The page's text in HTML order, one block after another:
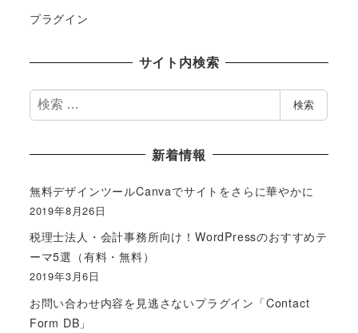
プラグイン
サイト内検索
検
索
検索
新着情報
無料デザインツールCanvaでサイトをさらに華やかに
2019年8月26日
税理士法人・会計事務所向け！WordPressのおすすめテ
ーマ5選（有料・無料）
2019年3月6日
お問い合わせ内容を見逃さないプラグイン「Contact
Form DB」